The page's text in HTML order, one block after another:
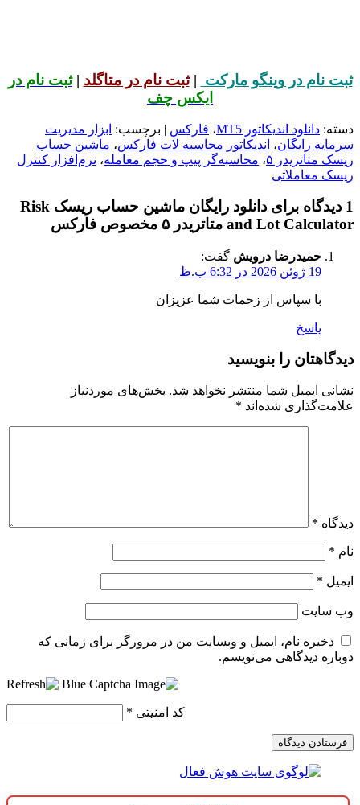
ثبت نام در وینگو مارکت |ثبت نام در متاگلد |ثبت نام در
ایکس چف
دسته: دانلود اندیکاتور MT5 ، فارکس | برچسب: ابزار مدیریت
سرمایه رایگان، اندیکاتور محاسبه لات فارکس، ماشین حساب
ریسک متاتریدر ۵
، محاسبه‌گر پیپ و حجم معامله، نرم‌افزار کنترل
ریسک معاملاتی
1 دیدگاه برای دانلود رایگان ماشین حساب ریسک Risk
and Lot Calculator متاتریدر ۵ مخصوص فارکس
حمیدرضا درویش گفت:
19 ژوئن 2026 در 6:32 ب.ظ
با سپاس از زحمات شما عزیزان
پاسخ
دیدگاهتان را بنویسید
نشانی ایمیل شما منتشر نخواهد شد. بخش‌های موردنیاز
علامت‌گذاری شده‌اند *
دیدگاه *
نام *
ایمیل *
وب‌ سایت
ذخیره نام، ایمیل و وبسایت من در مرورگر برای زمانی که
دوباره دیدگاهی می‌نویسم.
کد امنیتی *